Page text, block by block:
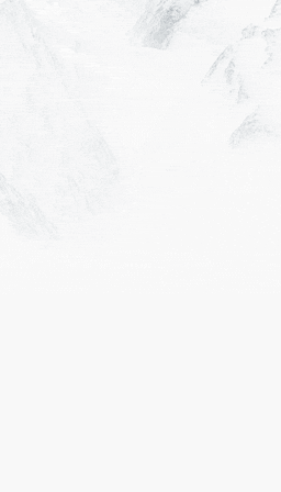
Pejo 3000